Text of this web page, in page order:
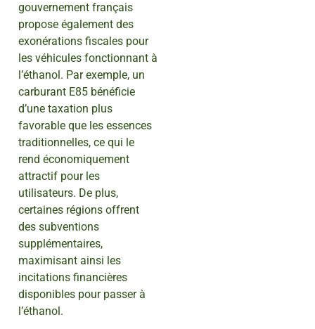
gouvernement français
propose également des
exonérations fiscales pour
les véhicules fonctionnant à
l’éthanol. Par exemple, un
carburant E85 bénéficie
d’une taxation plus
favorable que les essences
traditionnelles, ce qui le
rend économiquement
attractif pour les
utilisateurs. De plus,
certaines régions offrent
des subventions
supplémentaires,
maximisant ainsi les
incitations financières
disponibles pour passer à
l’éthanol.